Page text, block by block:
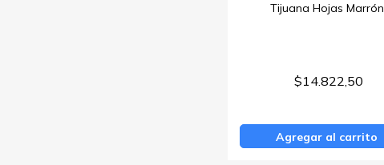
Tijuana Hojas Marrón
$14.822,50
Agregar al carrito